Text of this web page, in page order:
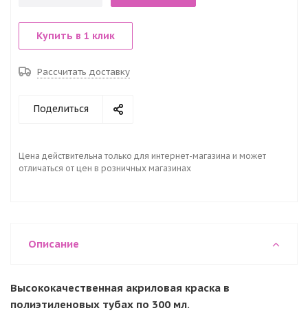
Купить в 1 клик
Рассчитать доставку
Поделиться
Цена действительна только для интернет-магазина и может
отличаться от цен в розничных магазинах
Описание
Высококачественная акриловая краска в
полиэтиленовых тубах по 300 мл.